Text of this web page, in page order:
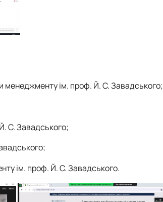
менеджменту ім. проф. Й. С. Завадського;
С. Завадського;
ім. проф. Й. С. Завадського.